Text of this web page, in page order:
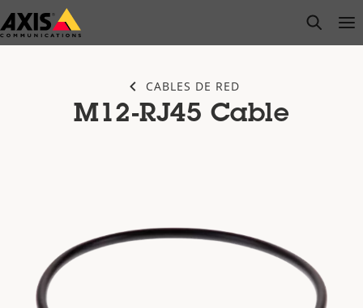
Saltar
al
open
CABLES DE RED
M12-RJ45 Cable